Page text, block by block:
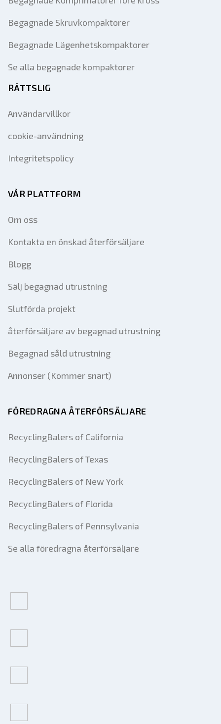
Begagnade Skruvkompaktorer
Begagnade Lägenhetskompaktorer
Se alla begagnade kompaktorer
RÄTTSLIG
Användarvillkor
cookie-användning
Integritetspolicy
VÅR PLATTFORM
Om oss
Kontakta en önskad återförsäljare
Blogg
Sälj begagnad utrustning
Slutförda projekt
återförsäljare av begagnad utrustning
Begagnad såld utrustning
Annonser (Kommer snart)
FÖREDRAGNA ÅTERFÖRSÄLJARE
RecyclingBalers of California
RecyclingBalers of Texas
RecyclingBalers of New York
RecyclingBalers of Florida
RecyclingBalers of Pennsylvania
Se alla föredragna återförsäljare